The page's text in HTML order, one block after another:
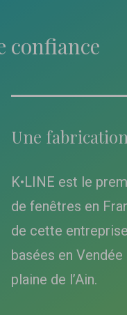
confiance
Une
K•LINE est le
de fenêtres en
de cette
basées en Vendée
plaine de l’Ain.